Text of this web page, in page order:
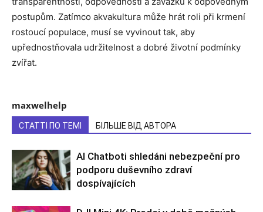
postupům. Zatímco akvakultura může hrát roli při krmení
rostoucí populace, musí se vyvinout tak, aby
upřednostňovala udržitelnost a dobré životní podmínky
zvířat.
maxwelhelp
СТАТТІ ПО ТЕМІ БІЛЬШЕ ВІД АВТОРА
AI Chatboti shledáni nebezpeční pro
podporu duševního zdraví
dospívajících